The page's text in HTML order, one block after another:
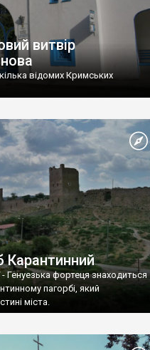
витвір
відомих Кримських
Карантинний
Генуезька фортеця знаходиться
пагорбі, який
міста.